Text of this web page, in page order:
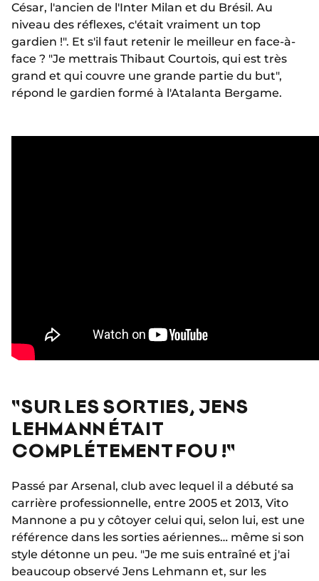
César, l'ancien de l'Inter Milan et du Brésil. Au
niveau des réflexes, c'était vraiment un top
gardien !". Et s'il faut retenir le meilleur en face-à-
face ? "Je mettrais Thibaut Courtois, qui est très
grand et qui couvre une grande partie du but",
répond le gardien formé à l'Atalanta Bergame.
"SUR LES SORTIES, JENS
LEHMANN ÉTAIT
COMPLÉTEMENT FOU !"
Passé par Arsenal, club avec lequel il a débuté sa
carrière professionnelle, entre 2005 et 2013, Vito
Mannone a pu y côtoyer celui qui, selon lui, est une
référence dans les sorties aériennes… même si son
style détonne un peu. "Je me suis entraîné et j'ai
beaucoup observé Jens Lehmann et, sur les